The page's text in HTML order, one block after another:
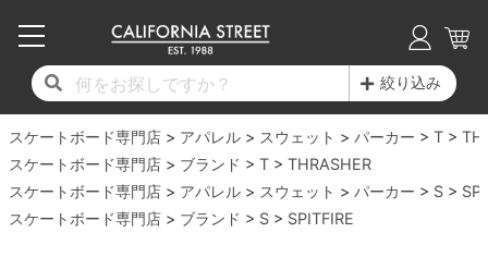
絞り込み
スケートボード専門店 アパレル スウェット パーカー T
スケートボード専門店
ブランド T
THRASHER
スケートボード専門店
アパレル スウェット パーカー S
スケートボード専門店
ブランド S SPITFIRE
17時までのご注文は当日発送！
11,000円以上で送料無料！
毎月1日はポイント5倍！10日と20日は3倍！
コンプリートセット（完成品）
17時までのご注文は当日発送！
11,000円以上で送料無料！
毎月1日はポイント5倍！10日と20日は3倍！
デッキ新着一覧
子供用デッキ
7.0inch以下
7.2inch
17時までのご注文は当日発送！
11,000円以上で送料無料！
毎月1日はポイント5倍！10日と20日は3倍！
トラック新着一覧
7.0inch以下
7.2inch
7.3inch
17時までのご注文は当日発送！
11,000円以上で送料無料！
毎月1日はポイント5倍！10日と20日は3倍！
ウィール新着一覧
50mm
51mm
52mm
17時までのご注文は当日発送！
11,000円以上で送料無料！
毎月1日はポイント5倍！10日と20日は3倍！
シューズ新着一覧
20cm
21cm
22cm
17時までのご注文は当日発送！
11,000円以上で送料無料！
毎月1日はポイント5倍！10日と20日は3倍！
Tシャツ
17時までのご注文は当日発送！
11,000円以上で送料無料！
毎月1日はポイント5倍！10日と20日は3倍！
最新ブログ一覧
17時までのご注文は当日発送！
11,000円以上で送料無料！
毎月1日はポイント5倍！10日と20日は3倍！
初心者の方へ
17時までのご注文は当日発送！
11,000円以上で送料無料！
毎月1日はポイント5倍！10日と20日は3倍！
店舗情報